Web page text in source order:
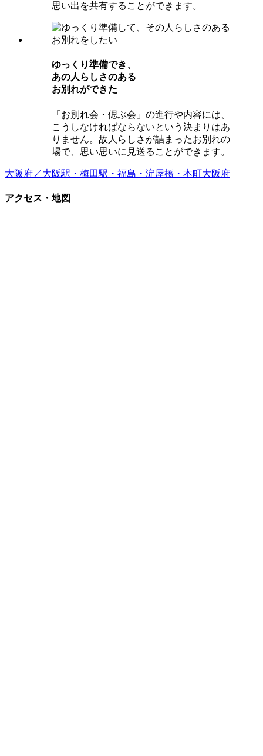
思い出を共有することができます。
ゆっくり準備でき、
あの⼈らしさのある
お別れができた
「お別れ会・偲ぶ会」の進行や内容には、
こうしなければならないという決まりはあ
りません。故人らしさが詰まったお別れの
場で、思い思いに見送ることができます。
大阪府／大阪駅・梅田駅・福島・淀屋橋・本町大阪府
アクセス・地図